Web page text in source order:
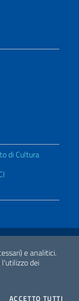
e analitici.
dei
ACCETTO TUTTI
di Cultura